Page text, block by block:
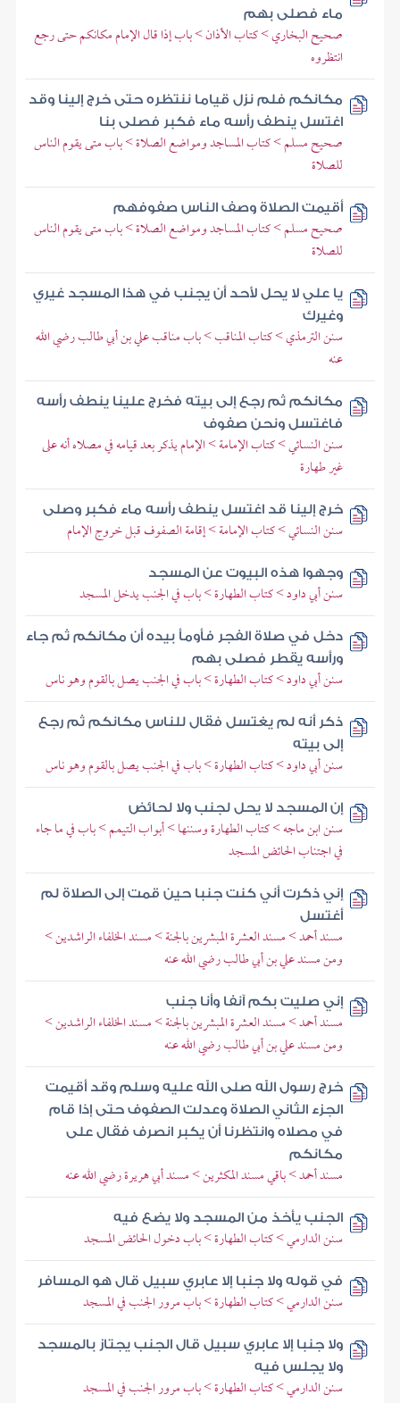
ماء فصلى بهم
صحيح البخاري > كتاب الأذان > باب إذا قال الإمام مكانكم حتى رجع
انتظروه
مكانكم فلم نزل قياما ننتظره حتى خرج إلينا وقد
اغتسل ينطف رأسه ماء فكبر فصلى بنا
صحيح مسلم > كتاب المساجد ومواضع الصلاة > باب متى يقوم الناس
للصلاة
أقيمت الصلاة وصف الناس صفوفهم
صحيح مسلم > كتاب المساجد ومواضع الصلاة > باب متى يقوم الناس
للصلاة
يا علي لا يحل لأحد أن يجنب في هذا المسجد غيري
وغيرك
سنن الترمذي > كتاب المناقب > باب مناقب علي بن أبي طالب رضي الله
عنه
مكانكم ثم رجع إلى بيته فخرج علينا ينطف رأسه
فاغتسل ونحن صفوف
سنن النسائي > كتاب الإمامة > الإمام يذكر بعد قيامه في مصلاه أنه على
غير طهارة
خرج إلينا قد اغتسل ينطف رأسه ماء فكبر وصلى
سنن النسائي > كتاب الإمامة > إقامة الصفوف قبل خروج الإمام
وجهوا هذه البيوت عن المسجد
سنن أبي داود > كتاب الطهارة > باب في الجنب يدخل المسجد
دخل في صلاة الفجر فأومأ بيده أن مكانكم ثم جاء
ورأسه يقطر فصلى بهم
سنن أبي داود > كتاب الطهارة > باب في الجنب يصل بالقوم وهو ناس
ذكر أنه لم يغتسل فقال للناس مكانكم ثم رجع
إلى بيته
سنن أبي داود > كتاب الطهارة > باب في الجنب يصل بالقوم وهو ناس
إن المسجد لا يحل لجنب ولا لحائض
سنن ابن ماجه > كتاب الطهارة وسننها > أبواب التيمم > باب في ما جاء
في اجتناب الحائض المسجد
إني ذكرت أني كنت جنبا حين قمت إلى الصلاة لم
أغتسل
مسند أحمد > مسند العشرة المبشرين بالجنة > مسند الخلفاء الراشدين >
ومن مسند علي بن أبي طالب رضي الله عنه
إني صليت بكم آنفا وأنا جنب
مسند أحمد > مسند العشرة المبشرين بالجنة > مسند الخلفاء الراشدين >
ومن مسند علي بن أبي طالب رضي الله عنه
خرج رسول الله صلى الله عليه وسلم وقد أقيمت
الجزء الثاني الصلاة وعدلت الصفوف حتى إذا قام
في مصلاه وانتظرنا أن يكبر انصرف فقال على
مكانكم
مسند أحمد > باقي مسند المكثرين > مسند أبي هريرة رضي الله عنه
الجنب يأخذ من المسجد ولا يضع فيه
سنن الدارمي > كتاب الطهارة > باب دخول الحائض المسجد
في قوله ولا جنبا إلا عابري سبيل قال هو المسافر
سنن الدارمي > كتاب الطهارة > باب مرور الجنب في المسجد
ولا جنبا إلا عابري سبيل قال الجنب يجتاز بالمسجد
ولا يجلس فيه
سنن الدارمي > كتاب الطهارة > باب مرور الجنب في المسجد